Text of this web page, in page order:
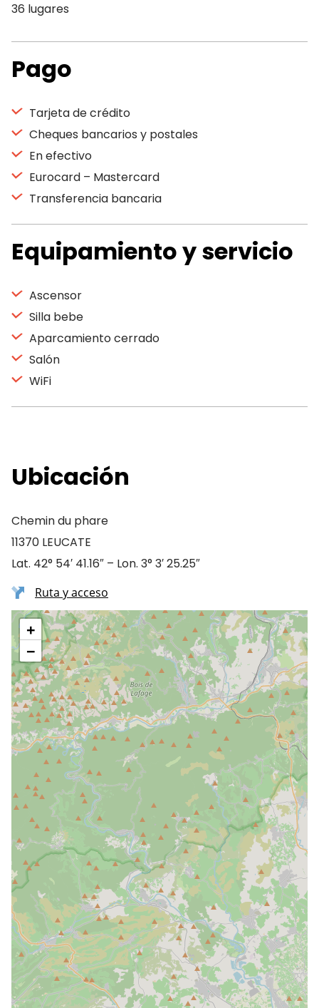
36 lugares
Pago
Tarjeta de crédito
Cheques bancarios y postales
En efectivo
Eurocard – Mastercard
Transferencia bancaria
Equipamiento y servicio
Ascensor
Silla bebe
Aparcamiento cerrado
Salón
WiFi
Ubicación
Chemin du phare
11370 LEUCATE
Lat. 42° 54′ 41.16″ – Lon. 3° 3′ 25.25″
Ruta y acceso
+
−